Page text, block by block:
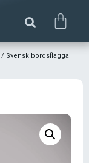
/ Svensk bordsflagga